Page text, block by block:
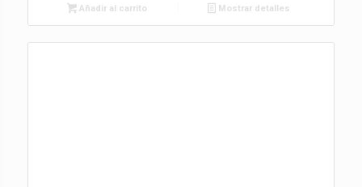
Añadir al carrito Mostrar detalles